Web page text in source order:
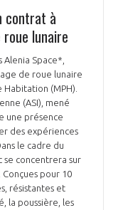
contrat à
lunaire
Space*,
de roue lunaire
(MPH).
(ASI), mené
une présence
des expériences
concentrera sur
pour 10
résistantes et
la poussière, les